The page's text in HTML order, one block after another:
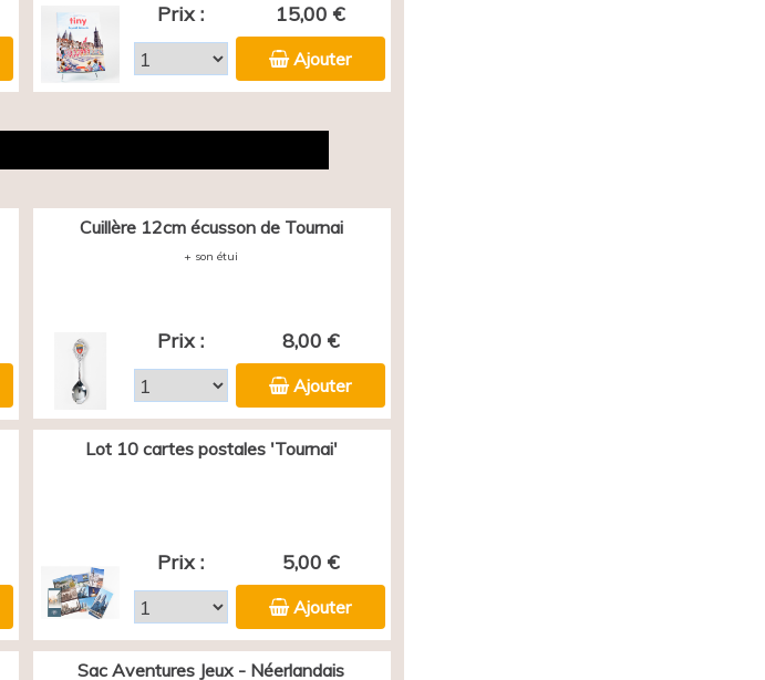
Prix : 15,00 €
Ajouter
Cuillère 12cm écusson de Tournai
+ son étui
Prix : 8,00 €
Ajouter
Lot 10 cartes postales 'Tournai'
Prix : 5,00 €
Ajouter
Sac Aventures Jeux - Néerlandais